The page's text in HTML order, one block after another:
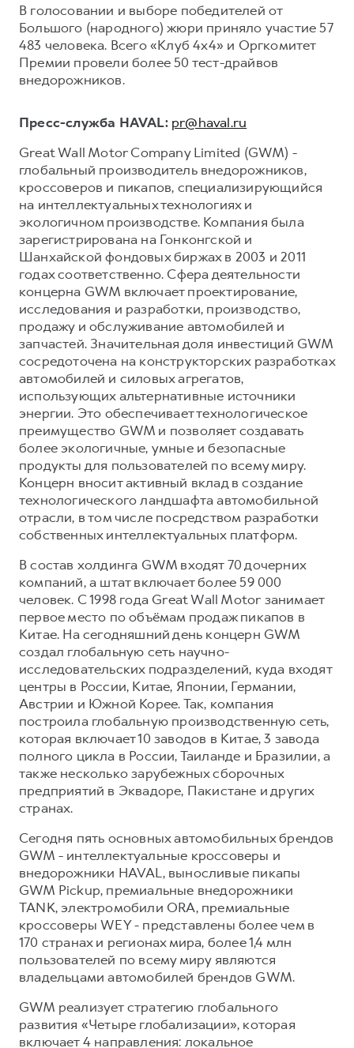
В голосовании и выборе победителей от
Большого (народного) жюри приняло участие 57
483 человека. Всего «Клуб 4х4» и Оргкомитет
Премии провели более 50 тест-драйвов
внедорожников.
Пресс-служба HAVAL: pr@haval.ru
Great Wall Motor Company Limited (GWM) -
глобальный производитель внедорожников,
кроссоверов и пикапов, специализирующийся
на интеллектуальных технологиях и
экологичном производстве. Компания была
зарегистрирована на Гонконгской и
Шанхайской фондовых биржах в 2003 и 2011
годах соответственно. Сфера деятельности
концерна GWM включает проектирование,
исследования и разработки, производство,
продажу и обслуживание автомобилей и
запчастей. Значительная доля инвестиций GWM
сосредоточена на конструкторских разработках
автомобилей и силовых агрегатов,
использующих альтернативные источники
энергии. Это обеспечивает технологическое
преимущество GWM и позволяет создавать
более экологичные, умные и безопасные
продукты для пользователей по всему миру.
Концерн вносит активный вклад в создание
технологического ландшафта автомобильной
отрасли, в том числе посредством разработки
собственных интеллектуальных платформ.
В состав холдинга GWM входят 70 дочерних
компаний, а штат включает более 59 000
человек. С 1998 года Great Wall Motor занимает
первое место по объёмам продаж пикапов в
Китае. На сегодняшний день концерн GWM
создал глобальную сеть научно-
исследовательских подразделений, куда входят
центры в России, Китае, Японии, Германии,
Австрии и Южной Корее. Так, компания
построила глобальную производственную сеть,
которая включает 10 заводов в Китае, 3 завода
полного цикла в России, Таиланде и Бразилии, а
также несколько зарубежных сборочных
предприятий в Эквадоре, Пакистане и других
странах.
Сегодня пять основных автомобильных брендов
GWM - интеллектуальные кроссоверы и
внедорожники HAVAL, выносливые пикапы
GWM Pickup, премиальные внедорожники
TANK, электромобили ORA, премиальные
кроссоверы WEY - представлены более чем в
170 странах и регионах мира, более 1,4 млн
пользователей по всему миру являются
владельцами автомобилей брендов GWM.
GWM реализует стратегию глобального
развития «Четыре глобализации», которая
включает 4 направления: локальное